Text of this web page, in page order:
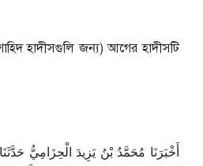
হাদীসগুলি জন্য) আগের হাদীসটি
أَخْبَرَنَا مُحَمَّدُ بْنُ يَزِيدَ الْحِزَامِيُّ